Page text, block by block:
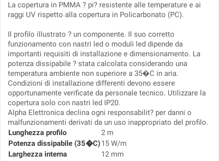
La copertura in PMMA ? pi? resistente alle temperature e ai
raggi UV rispetto alla copertura in Policarbonato (PC).
Il profilo illustrato ? un componente. Il suo corretto
funzionamento con nastri led o moduli led dipende da
importanti requisiti di installazione e dimensionamento. La
potenza dissipabile ? stata calcolata considerando una
temperatura ambiente non superiore a 35�C in aria.
Condizioni di installazione differenti devono essere
opportunamente verificate da personale tecnico. Utilizzare la
copertura solo con nastri led IP20.
Alpha Elettronica declina ogni responsabilit? per danni o
malfunzionamenti derivati da un uso inappropriato del profilo.
Lunghezza profilo
2 m
Potenza dissipabile (35�C)15 W/m
Larghezza interna
12 mm